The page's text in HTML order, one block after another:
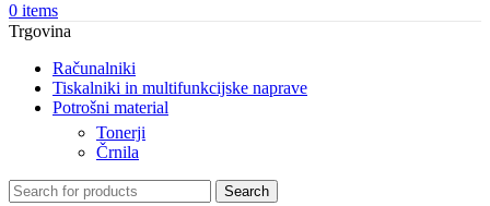
0 items
Trgovina
Računalniki
Tiskalniki in multifunkcijske naprave
Potrošni material
Tonerji
Črnila
Search